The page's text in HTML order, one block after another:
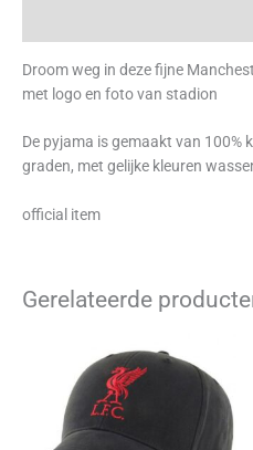
Droom weg in deze fijne
met logo en foto van stadion
De pyjama is gemaakt van 100%
graden, met gelijke kleuren
official item
Gerelateerde